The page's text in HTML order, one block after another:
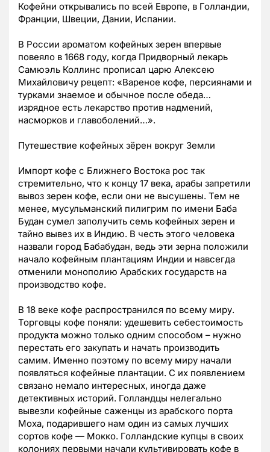
Кофейни открывались по всей Европе, в Голландии,
Франции, Швеции, Дании, Испании.
В России ароматом кофейных зерен впервые
повеяло в 1668 году, когда Придворный лекарь
Самюэль Коллинс прописал царю Алексею
Михайловичу рецепт: «Вареное кофе, персиянами и
турками знаемое и обычное после обеда…
изрядное есть лекарство против надмений,
насморков и главоболений…».
Путешествие кофейных зёрен вокруг Земли
Импорт кофе с Ближнего Востока рос так
стремительно, что к концу 17 века, арабы запретили
вывоз зерен кофе, если они не высушены. Тем не
менее, мусульманский пилигрим по имени Баба
Будан сумел заполучить семь кофейных зерен и
тайно вывез их в Индию. В честь этого человека
назвали город Бабабудан, ведь эти зерна положили
начало кофейным плантациям Индии и навсегда
отменили монополию Арабских государств на
производство кофе.
В 18 веке кофе распространился по всему миру.
Торговцы кофе поняли: удешевить себестоимость
продукта можно только одним способом – нужно
перестать его закупать и начать производить
самим. Именно поэтому по всему миру начали
появляться кофейные плантации. С их появлением
связано немало интересных, иногда даже
детективных историй. Голландцы нелегально
вывезли кофейные саженцы из арабского порта
Моха, подарившего нам один из самых лучших
сортов кофе — Мокко. Голландские купцы в своих
колониях первыми начали культивировать кофе в